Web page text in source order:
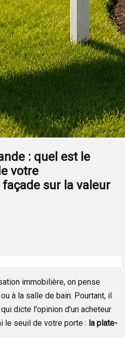
: quel est le
votre
sur la valeur
immobilière, on pense
à la salle de bain. Pourtant, il
dicte l'opinion d'un acheteur
le seuil de votre porte : la plate-